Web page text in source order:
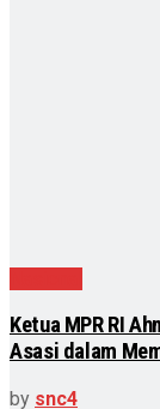
Ketua MPR RI
Asasi dalam
by snc4